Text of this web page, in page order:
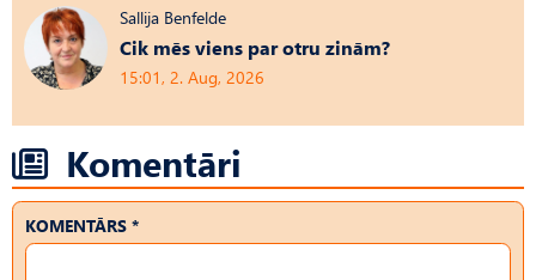
Sallija Benfelde
Cik mēs viens par otru zinām?
15:01, 2. Aug, 2026
Komentāri
KOMENTĀRS *